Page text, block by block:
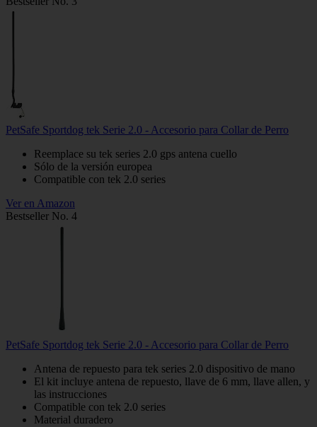
PetSafe Sportdog tek Serie 2.0 - Accesorio para Collar de Perro
Reemplace su tek series 2.0 gps antena cuello
Sólo de la versión europea
Compatible con tek 2.0 series
Ver en Amazon
Bestseller No. 4
PetSafe Sportdog tek Serie 2.0 - Accesorio para Collar de Perro
Antena de repuesto para tek series 2.0 dispositivo de mano
El kit incluye antena de repuesto, llave de 6 mm, llave allen, y
las instrucciones
Compatible con tek 2.0 series
Material duradero